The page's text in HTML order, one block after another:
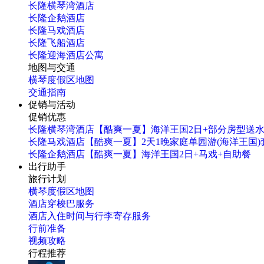
长隆横琴湾酒店
长隆企鹅酒店
长隆马戏酒店
长隆飞船酒店
长隆迎海酒店公寓
地图与交通
横琴度假区地图
交通指南
促销与活动
促销优惠
长隆横琴湾酒店【酷爽一夏】海洋王国2日+部分房型送
长隆马戏酒店【酷爽一夏】2天1晚家庭单园游(海洋王国)
长隆企鹅酒店【酷爽一夏】海洋王国2日+马戏+自助餐
出行助手
旅行计划
横琴度假区地图
酒店穿梭巴服务
酒店入住时间与行李寄存服务
行前准备
视频攻略
行程推荐